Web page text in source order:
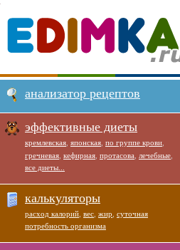
анализатор рецептов
эффективные диеты
кремлевская японская по группе крови
гречневая кефирная протасова лечебные
все диеты...
калькуляторы
расход калорий вес жир суточная
потребность организма